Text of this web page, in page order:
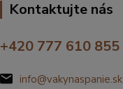
Kontaktujte nás
+420 777 610 855
info@vakynaspanie.sk